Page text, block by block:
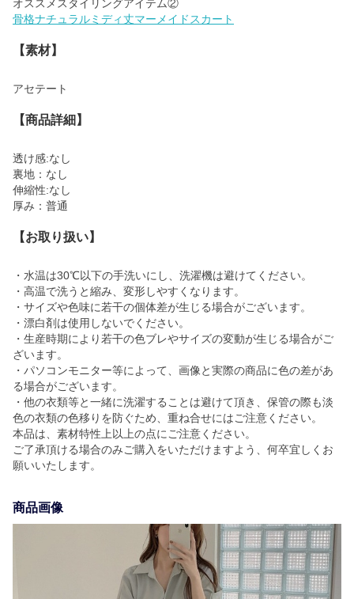
【素材】
アセテート
【商品詳細】
透け感:なし
裏地：なし
伸縮性:なし
厚み：普通
【お取り扱い】
・水温は30℃以下の手洗いにし、洗濯機は避けてください。
・高温で洗うと縮み、変形しやすくなります。
・サイズや色味に若干の個体差が生じる場合がございます。
・漂白剤は使用しないでください。
・生産時期により若干の色ブレやサイズの変動が生じる場合がご
ざいます。
・パソコンモニター等によって、画像と実際の商品に色の差があ
る場合がございます。
・他の衣類等と一緒に洗濯することは避けて頂き、保管の際も淡
色の衣類の色移りを防ぐため、重ね合せにはご注意ください。
本品は、素材特性上以上の点にご注意ください。
ご了承頂ける場合のみご購入をいただけますよう、何卒宜しくお
願いいたします。
商品画像